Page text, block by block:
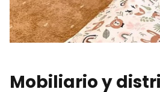
Mobiliario y